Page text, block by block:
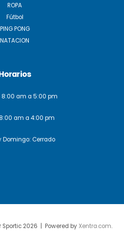
ROPA
Fútbol
PING PONG
NATACION
8:00 am a 5:00 pm
am a 4:00 pm
Domingo: Cerrado
2026 | Powered byXentra.com.